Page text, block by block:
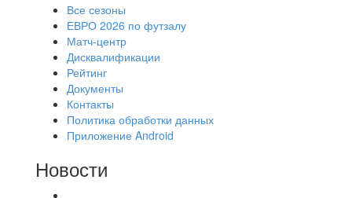
Все сезоны
ЕВРО 2026 по футзалу
Матч-центр
Дисквалификации
Рейтинг
Документы
Контакты
Политика обработки данных
Приложение Android
Новости